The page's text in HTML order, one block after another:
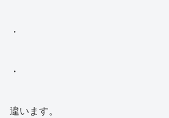
・
・
違います。